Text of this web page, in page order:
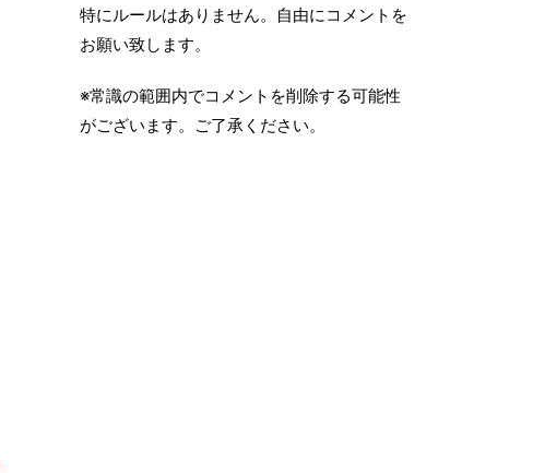
特にルールはありません。自由にコメントを
お願い致します。
※常識の範囲内でコメントを削除する可能性
がございます。ご了承ください。